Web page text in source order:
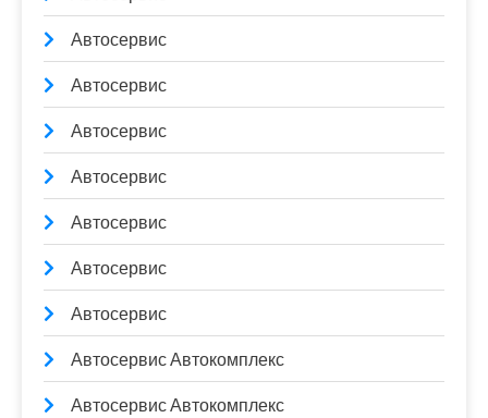
Автосервис
Автосервис
Автосервис
Автосервис
Автосервис
Автосервис
Автосервис
Автосервис Автокомплекс
Автосервис Автокомплекс